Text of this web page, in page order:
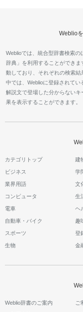
Weblio
Weblioでは、統合型辞書検索
辞典」を利用することができ
動しており、それぞれの検索
中では、Weblioに登録されてい
解説文で登場した分からない
果を表示することができます。
カテゴリトップ 建
ビジネス 学
業界用語 文
コンピュータ 生
電車 ヘ
自動車・バイク 趣
スポーツ 登
生物 金
Weblio辞書のご案内 ご